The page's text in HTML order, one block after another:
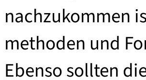
nachzukommen
methoden und
Ebenso sollten